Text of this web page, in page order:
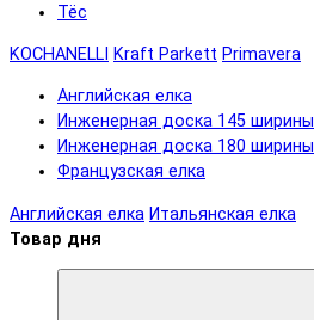
Тёс
KOCHANELLI Kraft Parkett Primavera
Английская елка
Инженерная доска 145 ширины
Инженерная доска 180 ширины
Французская елка
Английская елка Итальянская елка
Товар дня